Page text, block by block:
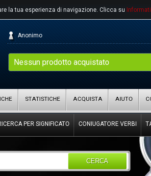
la tua esperienza di navigazione. Clicca su
Nessun prodotto acquistato
Anonimo
STATISTICHE ACQUISTA AIUTO
PER SIGNIFICATO CONIUGATORE VERBI
CERCA